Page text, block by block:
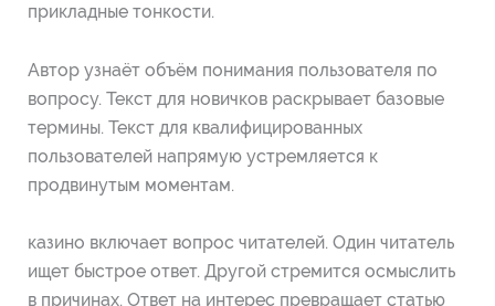
прикладные тонкости.
Автор узнаёт объём понимания пользователя по
вопросу. Текст для новичков раскрывает базовые
термины. Текст для квалифицированных
пользователей напрямую устремляется к
продвинутым моментам.
казино включает вопрос читателей. Один читатель
ищет быстрое ответ. Другой стремится осмыслить
в причинах. Ответ на интерес превращает статью